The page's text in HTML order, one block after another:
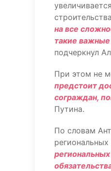
на все
такие
подчеркнул
При этом не
предстоит
сограждан,
Путина.
По словам
региональных